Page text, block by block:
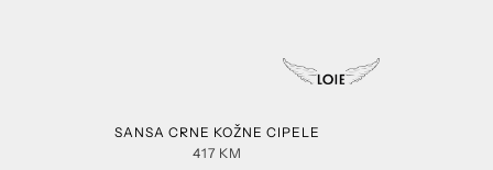
SANSA CRNE KOŽNE CIPELE
417 KM